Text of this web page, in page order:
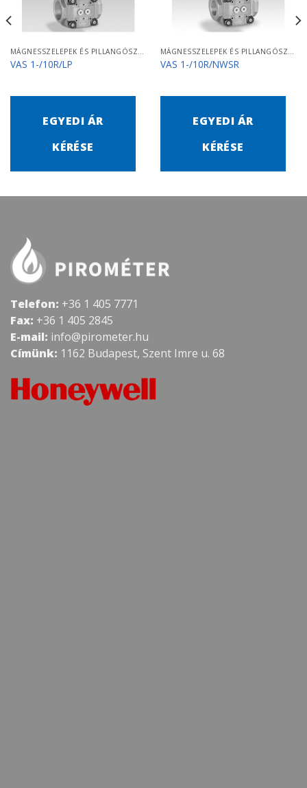
MÁGNESSZELEPEK ÉS PILLANGÓSZELEPEK
VAS 1-/10R/LP
EGYEDI ÁR
KÉRÉSE
MÁGNESSZELEPEK ÉS PILLANGÓSZELEPEK
VAS 1-/10R/NWSR
EGYEDI ÁR
KÉRÉSE
Telefon: +36 1 405 7771
Fax: +36 1 405 2845
E-mail: info@pirometer.hu
Címünk: 1162 Budapest, Szent Imre u. 68